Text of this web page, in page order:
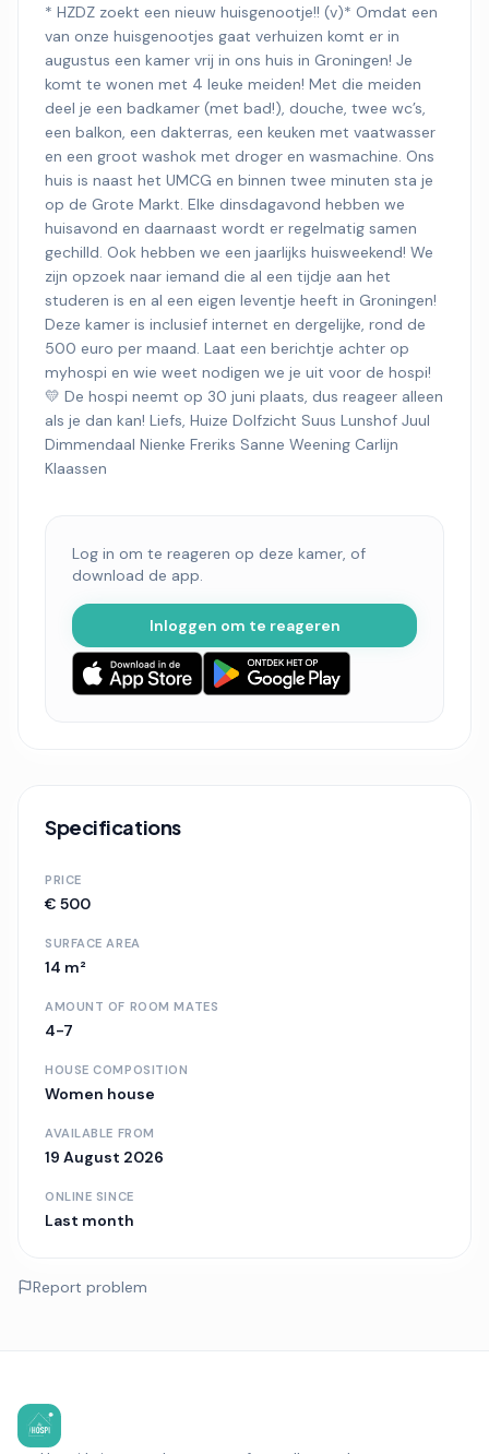
* HZDZ zoekt een nieuw huisgenootje!! (v)* Omdat een
van onze huisgenootjes gaat verhuizen komt er in
augustus een kamer vrij in ons huis in Groningen! Je
komt te wonen met 4 leuke meiden! Met die meiden
deel je een badkamer (met bad!), douche, twee wc’s,
een balkon, een dakterras, een keuken met vaatwasser
en een groot washok met droger en wasmachine. Ons
huis is naast het UMCG en binnen twee minuten sta je
op de Grote Markt. Elke dinsdagavond hebben we
huisavond en daarnaast wordt er regelmatig samen
gechilld. Ook hebben we een jaarlijks huisweekend! We
zijn opzoek naar iemand die al een tijdje aan het
studeren is en al een eigen leventje heeft in Groningen!
Deze kamer is inclusief internet en dergelijke, rond de
500 euro per maand. Laat een berichtje achter op
myhospi en wie weet nodigen we je uit voor de hospi!
💛 De hospi neemt op 30 juni plaats, dus reageer alleen
als je dan kan! Liefs, Huize Dolfzicht Suus Lunshof Juul
Dimmendaal Nienke Freriks Sanne Weening Carlijn
Klaassen
Log in om te reageren op deze kamer, of
download de app.
Inloggen om te reageren
Specifications
PRICE
€ 500
SURFACE AREA
14 m²
AMOUNT OF ROOM MATES
4-7
HOUSE COMPOSITION
Women house
AVAILABLE FROM
19 August 2026
ONLINE SINCE
Last month
Report problem